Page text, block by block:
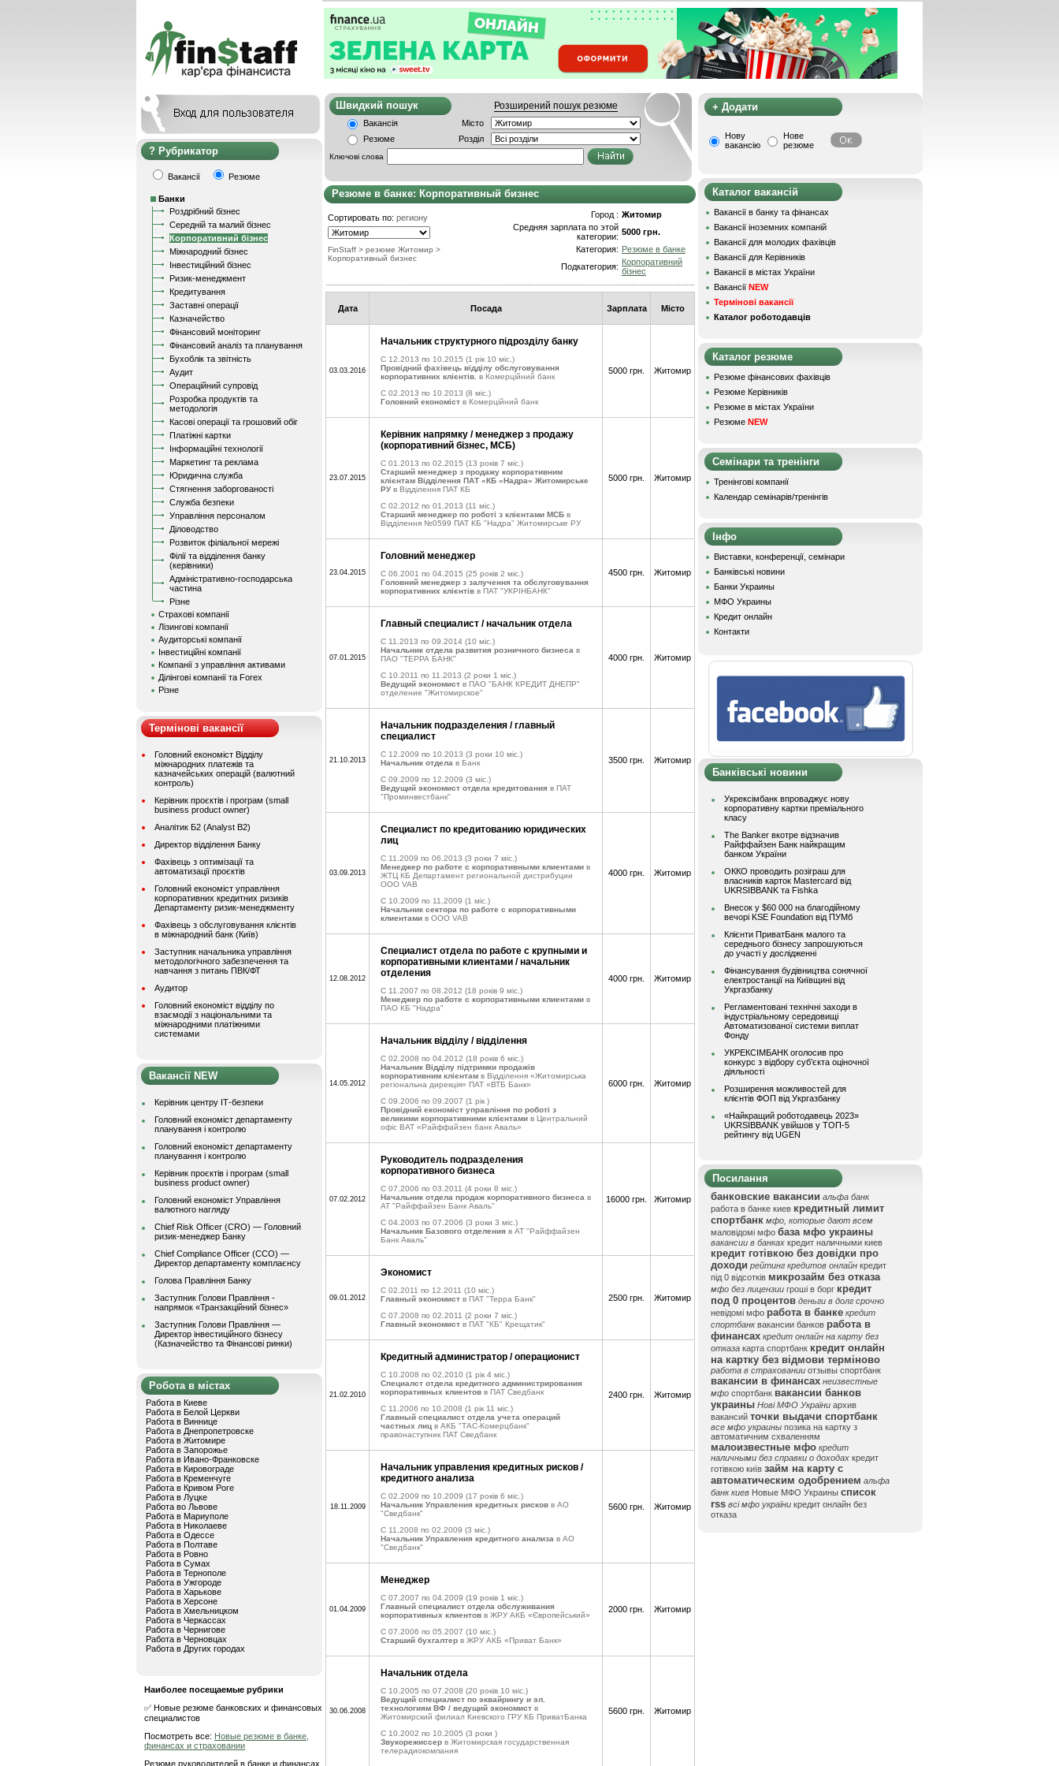
Рубрикатор
Вакансії Резюме
Банки
Роздрібний бізнес
Середній та малий бізнес
Корпоративний бізнес
Міжнародний бізнес
Інвестиційний бізнес
Ризик-менеджмент
Кредитування
Заставні операції
Казначейство
Фінансовий моніторинг
Фінансовий аналіз та планування
Бухоблік та звітність
Аудит
Операційний супровід
Розробка продуктів та
методологія
Касові операції та грошовий обіг
Платіжні картки
Інформаційні технології
Маркетинг та реклама
Юридична служба
Стягнення заборгованості
Служба безпеки
Управління персоналом
Діловодство
Розвиток філіальної мережі
Філії та відділення банку
(керівники)
Адміністративно-господарська
частина
Різне
Страхові компанії
Лізингові компанії
Аудиторські компанії
Інвестиційні компанії
Компанії з управління активами
Ділінгові компанії та Forex
Різне
Термінові вакансії
Головний економіст Відділу
міжнародних платежів та
казначейських операцій (валютний
контроль)
Керівник проєктів і програм (small
business product owner)
Аналітик Б2 (Analyst B2)
Директор відділення Банку
Фахівець з оптимізації та
автоматизації проєктів
Головний економіст управління
корпоративних кредитних ризиків
Департаменту ризик-менеджменту
Фахівець з обслуговування клієнтів
в міжнародний банк (Київ)
Заступник начальника управління
методологічного забезпечення та
навчання з питань ПВК/ФТ
Аудитор
Головний економіст відділу по
взаємодії з національними та
міжнародними платіжними
системами
Вакансії NEW
Керівник центру ІТ-безпеки
Головний економіст департаменту
планування і контролю
Головний економіст департаменту
планування і контролю
Керівник проєктів і програм (small
business product owner)
Головний економіст Управління
валютного нагляду
Chief Risk Officer (CRO) — Головний
ризик-менеджер Банку
Chief Compliance Officer (CCO) —
Директор департаменту комплаєнсу
Голова Правління Банку
Заступник Голови Правління -
напрямок «Транзакційний бізнес»
Заступник Голови Правління —
Директор інвестиційного бізнесу
(Казначейство та Фінансові ринки)
Робота в містах
Работа в Киеве
Работа в Белой Церкви
Работа в Виннице
Работа в Днепропетровске
Работа в Житомире
Работа в Запорожье
Работа в Ивано-Франковске
Работа в Кировограде
Работа в Кременчуге
Работа в Кривом Роге
Работа в Луцке
Работа во Львове
Работа в Мариуполе
Работа в Николаеве
Работа в Одессе
Работа в Полтаве
Работа в Ровно
Работа в Сумах
Работа в Тернополе
Работа в Ужгороде
Работа в Харькове
Работа в Херсоне
Работа в Хмельницком
Работа в Черкассах
Работа в Чернигове
Работа в Черновцах
Работа в Других городах
Наиболее посещаемые рубрики
✅ Новые резюме банковских и финансовых
специалистов
Посмотреть все: Новые резюме в банке,
финансах и страховании
Резюме руководителей в банке и финансах
Швидкий пошук Розширений пошук резюме
Вакансія
Місто
Резюме
Розділ
Ключові слова
Резюме в банке: Корпоративный бизнес
Сортировать по: региону
FinStaff > резюме Житомир >
Корпоративный бизнес
Город : Житомир
Средняя зарплата по этой
категории: 5000 грн.
Категория: Резюме в банке
Подкатегория: Корпоративний
бізнес
Дата Посада Зарплата Місто
03.03.2016
Начальник структурного підрозділу банку
C 12.2013 по 10.2015 (1 рік 10 міс.)
Провідний фахівець відділу обслуговування
корпоративних клієнтів. в Комерційний банк
C 02.2013 по 10.2013 (8 міс.)
Головний економіст в Комерційний банк
5000 грн. Житомир
23.07.2015
Керівник напрямку / менеджер з продажу
(корпоративний бізнес, МСБ)
C 01.2013 по 02.2015 (13 років 7 міс.)
Старший менеджер з продажу корпоративним
клієнтам Відділення ПАТ «КБ «Надра» Житомирське
РУ в Відділення ПАТ КБ
C 02.2012 по 01.2013 (11 міс.)
Старший менеджер по роботі з клієнтами МСБ в
Відділення №0599 ПАТ КБ "Надра" Житомирське РУ
5000 грн. Житомир
23.04.2015
Головний менеджер
C 06.2001 по 04.2015 (25 років 2 міс.)
Головний менеджер з залучення та обслуговування
корпоративних клієнтів в ПАТ "УКРІНБАНК"
4500 грн. Житомир
07.01.2015
Главный специалист / начальник отдела
C 11.2013 по 09.2014 (10 міс.)
Начальник отдела развития розничного бизнеса в
ПАО "ТЕРРА БАНК"
C 10.2011 по 11.2013 (2 роки 1 міс.)
Ведущий экономист в ПАО "БАНК КРЕДИТ ДНЕПР"
отделение "Житомирское"
4000 грн. Житомир
21.10.2013
Начальник подразделения / главный
специалист
C 12.2009 по 10.2013 (3 роки 10 міс.)
Начальник отдела в Банк
C 09.2009 по 12.2009 (3 міс.)
Ведущий экономист отдела кредитования в ПАТ
"Проминвестбанк"
3500 грн. Житомир
03.09.2013
Специалист по кредитованию юридических
лиц
C 11.2009 по 06.2013 (3 роки 7 міс.)
Менеджер по работе с корпоративными клиентами в
ЖТЦ КБ Департамент региональной дистрибуции
ООО VAB
C 10.2009 по 11.2009 (1 міс.)
Начальник сектора по работе с корпоративными
клиентами в ООО VAB
4000 грн. Житомир
12.08.2012
Специалист отдела по работе с крупными и
корпоративными клиентами / начальник
отделения
C 11.2007 по 08.2012 (18 років 9 міс.)
Менеджер по работе с корпоративными клиентами в
ПАО КБ "Надра"
4000 грн. Житомир
14.05.2012
Начальник відділу / відділення
C 02.2008 по 04.2012 (18 років 6 міс.)
Начальник Відділу підтримки продажів
корпоративним клієнтам в Відділення «Житомирська
регіональна дирекція» ПАТ «ВТБ Банк»
C 09.2006 по 09.2007 (1 рік )
Провідний економіст управління по роботі з
великими корпоративними клієнтами в Центральний
офіс ВАТ «Райффайзен банк Аваль»
6000 грн. Житомир
07.02.2012
Руководитель подразделения
корпоративного бизнеса
C 07.2006 по 03.2011 (4 роки 8 міс.)
Начальник отдела продаж корпоративного бизнеса в
АТ "Райффайзен Банк Аваль"
C 04.2003 по 07.2006 (3 роки 3 міс.)
Начальник Базового отделения в АТ "Райффайзен
Банк Аваль"
16000 грн. Житомир
09.01.2012
Экономист
C 02.2011 по 12.2011 (10 міс.)
Главный экономист в ПАТ "Терра Банк"
C 07.2008 по 02.2011 (2 роки 7 міс.)
Главный экономист в ПАТ "КБ" Крещатик"
2500 грн. Житомир
21.02.2010
Кредитный администратор / операционист
C 10.2008 по 02.2010 (1 рік 4 міс.)
Специалст отдела кредитного администрирования
корпоративных клиентов в ПАТ Сведбанк
C 11.2006 по 10.2008 (1 рік 11 міс.)
Главный специалист отдела учета операций
частных лиц в АКБ "ТАС-Комерцбанк"
правонаступник ПАТ Сведбанк
2400 грн. Житомир
18.11.2009
Начальник управления кредитных рисков /
кредитного анализа
C 02.2009 по 10.2009 (17 років 6 міс.)
Начальник Управления кредитных рисков в АО
"Сведбанк"
C 11.2008 по 02.2009 (3 міс.)
Начальник Управления кредитного анализа в АО
"Сведбанк"
5600 грн. Житомир
01.04.2009
Менеджер
C 07.2007 по 04.2009 (19 років 1 міс.)
Главный специалист отдела обслуживания
корпоративных клиентов в ЖРУ АКБ «Європейський»
C 07.2006 по 05.2007 (10 міс.)
Старший бухгалтер в ЖРУ АКБ «Приват Банк»
2000 грн. Житомир
30.06.2008
Начальник отдела
C 10.2005 по 07.2008 (20 років 10 міс.)
Ведущий специалист по эквайрингу и эл.
технологиям ВФ / ведущий экономист в
Житомирский филиал Киевского ГРУ КБ ПриватБанка
C 10.2002 по 10.2005 (3 роки )
Звукорежиссер в Житомирская государственная
телерадиокомпания
5600 грн. Житомир
+ Додати
Нову
вакансію
Нове
резюме
Каталог вакансій
Вакансії в банку та фінансах
Вакансії іноземних компаній
Вакансії для молодих фахівців
Вакансії для Керівників
Вакансії в містах України
Вакансії NEW
Термінові вакансії
Каталог роботодавців
Каталог резюме
Резюме фінансових фахівців
Резюме Керівників
Резюме в містах України
Резюме NEW
Семінари та тренінги
Тренінгові компанії
Календар семінарів/тренінгів
Інфо
Виставки, конференції, семінари
Банківські новини
Банки Украины
МФО Украины
Кредит онлайн
Контакти
Банківські новини
Укрексімбанк впроваджує нову
корпоративну картки преміального
класу
The Banker вкотре відзначив
Райффайзен Банк найкращим
банком України
ОККО проводить розіграш для
власників карток Mastercard від
UKRSIBBANK та Fishka
Внесок у $60 000 на благодійному
вечорі KSE Foundation від ПУМб
Клієнти ПриватБанк малого та
середнього бізнесу запрошуються
до участі у дослідженні
Фінансування будівництва сонячної
електростанції на Київщині від
Укргазбанку
Регламентовані технічні заходи в
індустріальному середовищі
Автоматизованої системи виплат
Фонду
УКРЕКСІМБАНК оголосив про
конкурс з відбору суб’єкта оціночної
діяльності
Розширення можливостей для
клієнтів ФОП від Укргазбанку
«Найкращий роботодавець 2023»
UKRSIBBANK увійшов у ТОП-5
рейтингу від UGEN
Посилання
банковские вакансии альфа банк
работа в банке киев кредитный лимит
спортбанк мфо, которые дают всем
маловідомі мфо база мфо украины
вакансии в банках кредит наличными киев
кредит готівкою без довідки про
доходи рейтинг кредитов онлайн кредит
під 0 відсотків микрозайм без отказа
мфо без лицензии гроші в борг кредит
под 0 процентов деньги в долг срочно
невідомі мфо работа в банке кредит
спортбанк вакансии банков работа в
финансах кредит онлайн на карту без
отказа карта спортбанк кредит онлайн
на картку без відмови терміново
работа в страховании отзывы спортбанк
вакансии в финансах неизвестные
мфо спортбанк вакансии банков
украины Нові МФО України архив
вакансий точки выдачи спортбанк
все мфо украины позика на картку з
автоматичним схваленням
малоизвестные мфо кредит
наличными без справки о доходах кредит
готівкою київ займ на карту с
автоматическим одобрением альфа
банк киев Новые МФО Украины список
rss всі мфо україни кредит онлайн без
отказа